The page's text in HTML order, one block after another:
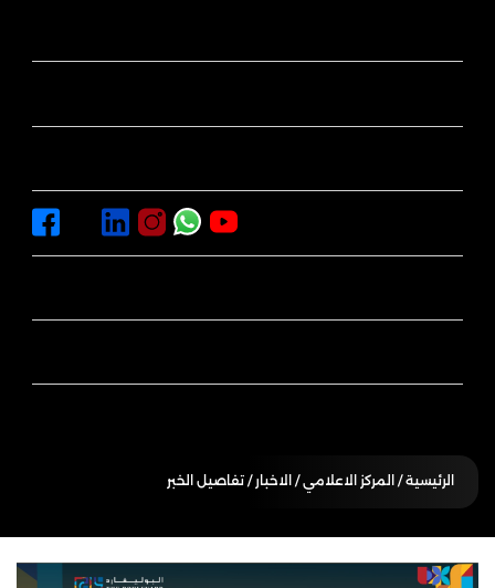
الرئيسية/ المركز الاعلامي / الاخبار / تفاصيل الخبر